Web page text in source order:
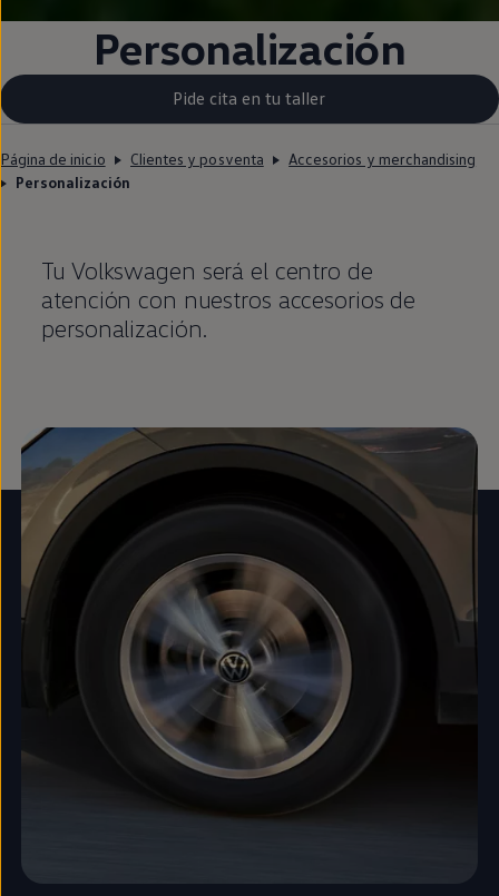
Personalización
Pide cita en tu taller
Página de inicio Clientes y posventa
Accesorios y merchandising
Personalización
Tu Volkswagen será el centro de
atención con nuestros accesorios de
personalización.